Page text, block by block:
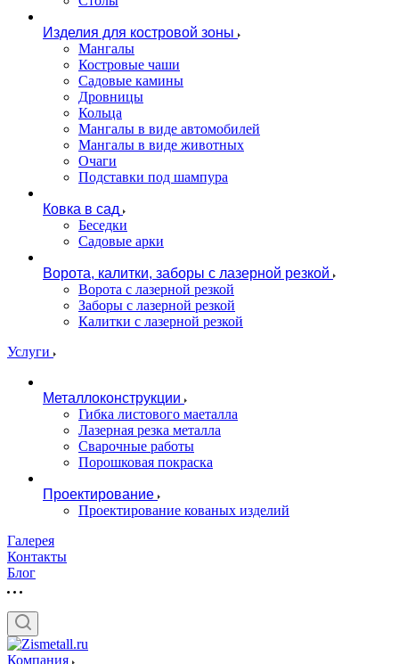
Изделия для костровой зоны
Мангалы
Костровые чаши
Садовые камины
Дровницы
Кольца
Мангалы в виде автомобилей
Мангалы в виде животных
Очаги
Подставки под шампура
Ковка в сад
Беседки
Садовые арки
Ворота, калитки, заборы с лазерной резкой
Ворота с лазерной резкой
Заборы с лазерной резкой
Калитки с лазерной резкой
Услуги
Металлоконструкции
Гибка листового маеталла
Лазерная резка металла
Сварочные работы
Порошковая покраска
Проектирование
Проектирование кованых изделий
Галерея
Контакты
Блог
Компания